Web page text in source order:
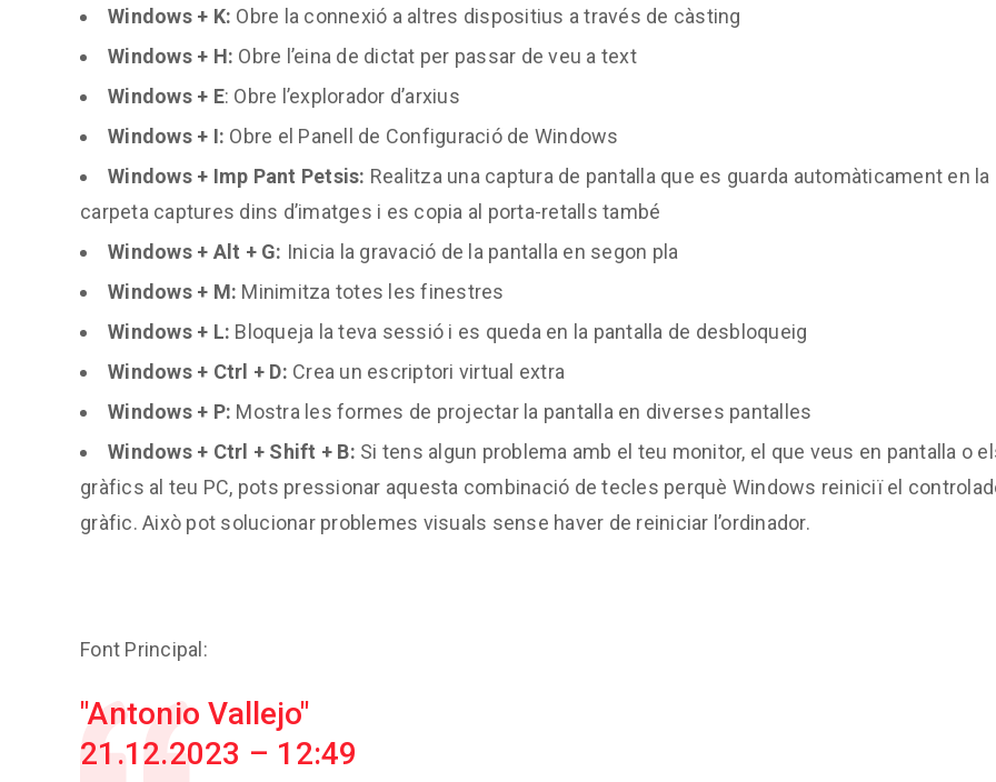
Windows + K: Obre la connexió a altres dispositius a través de càsting
Windows + H: Obre l’eina de dictat per passar de veu a text
Windows + E: Obre l’explorador d’arxius
Windows + I: Obre el Panell de Configuració de Windows
Windows + Imp Pant Petsis: Realitza una captura de pantalla que es guarda automàticament en la
carpeta captures dins d’imatges i es copia al porta-retalls també
Windows + Alt + G: Inicia la gravació de la pantalla en segon pla
Windows + M: Minimitza totes les finestres
Windows + L: Bloqueja la teva sessió i es queda en la pantalla de desbloqueig
Windows + Ctrl + D: Crea un escriptori virtual extra
Windows + P: Mostra les formes de projectar la pantalla en diverses pantalles
Windows + Ctrl + Shift + B: Si tens algun problema amb el teu monitor, el que veus en pantalla o
gràfics al teu PC, pots pressionar aquesta combinació de tecles perquè Windows reiniciï el
gràfic. Això pot solucionar problemes visuals sense haver de reiniciar l’ordinador.
Font Principal:
Antonio Vallejo
21.12.2023 – 12:49